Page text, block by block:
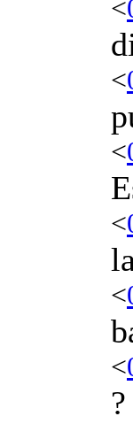
<
<
<
<
<
<
?